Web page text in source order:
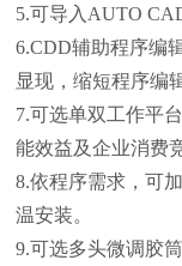
5.可导入AUTO
6.CDD辅助程序编
显现，缩短程序编
7.可选单双工作平
能效益及企业消费
8.依程序需求，可
温安装。
9.可选多头微调胶